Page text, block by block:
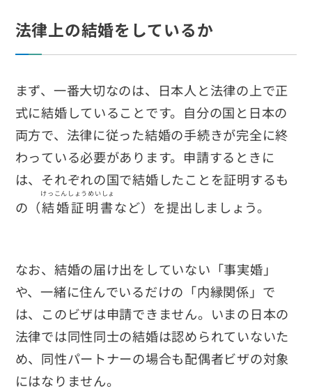
法律上の結婚をしているか
まず、一番大切なのは、日本人と法律の上で正
式に結婚していることです。自分の国と日本の
両方で、法律に従った結婚の手続きが完全に終
わっている必要があります。申請するときに
は、それぞれの国で結婚したことを証明するも
の（結婚証明書
けっこんしょうめいしょ
など）を提出しましょう。
なお、結婚の届け出をしていない「事実婚」
や、一緒に住んでいるだけの「内縁関係」で
は、このビザは申請できません。いまの日本の
法律では同性同士の結婚は認められていないた
め、同性パートナーの場合も配偶者ビザの対象
にはなりません。